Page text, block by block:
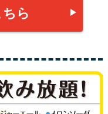
ら